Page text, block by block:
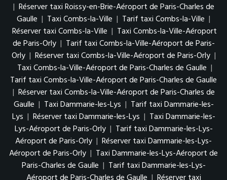
| Réserver taxi Roissy-en-Brie-Aéroport de Paris-Charles de
Gaulle | Taxi Combs-la-Ville | Tarif taxi Combs-la-Ville |
Réserver taxi Combs-la-Ville | Taxi Combs-la-Ville-Aéroport
de Paris-Orly | Tarif taxi Combs-la-Ville-Aéroport de Paris-
Orly | Réserver taxi Combs-la-Ville-Aéroport de Paris-Orly |
Taxi Combs-la-Ville-Aéroport de Paris-Charles de Gaulle |
Tarif taxi Combs-la-Ville-Aéroport de Paris-Charles de Gaulle
| Réserver taxi Combs-la-Ville-Aéroport de Paris-Charles de
Gaulle | Taxi Dammarie-les-Lys | Tarif taxi Dammarie-les-
Lys | Réserver taxi Dammarie-les-Lys | Taxi Dammarie-les-
Lys-Aéroport de Paris-Orly | Tarif taxi Dammarie-les-Lys-
Aéroport de Paris-Orly | Réserver taxi Dammarie-les-Lys-
Aéroport de Paris-Orly | Taxi Dammarie-les-Lys-Aéroport de
Paris-Charles de Gaulle | Tarif taxi Dammarie-les-Lys-